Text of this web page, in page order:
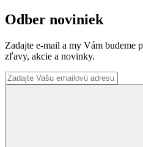
Odber noviniek
Zadajte e-mail a my Vám budeme
zľavy, akcie a novinky.